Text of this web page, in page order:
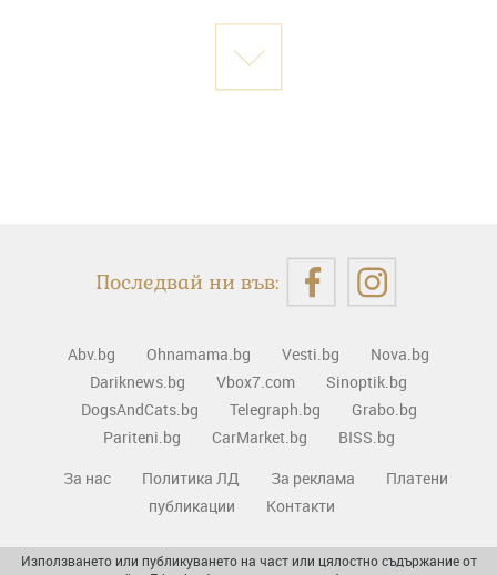
Последвай ни във:
Abv.bg Ohnamama.bg Vesti.bg
Nova.bg
Dariknews.bg
Vbox7.com
Sinoptik.bg
DogsAndCats.bg
Telegraph.bg
Grabo.bg
Pariteni.bg
CarMarket.bg
BISS.bg
За нас
Политика ЛД За реклама
Платени
публикации
Контакти
Използването или публикуването на част или цялостно съдържание от